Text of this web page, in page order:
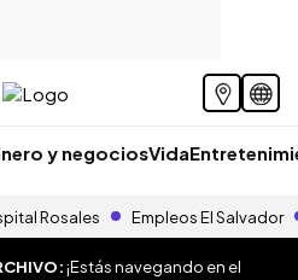
y negociosVida
Rosales Empleos El Salvador
¡Estás navegando en el